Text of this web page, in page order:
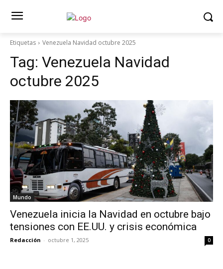
Etiquetas Venezuela Navidad octubre 2025
Tag: Venezuela Navidad
octubre 2025
Mundo
Venezuela inicia la Navidad en octubre bajo
tensiones con EE.UU. y crisis económica
Redacción - octubre 1, 2025 0